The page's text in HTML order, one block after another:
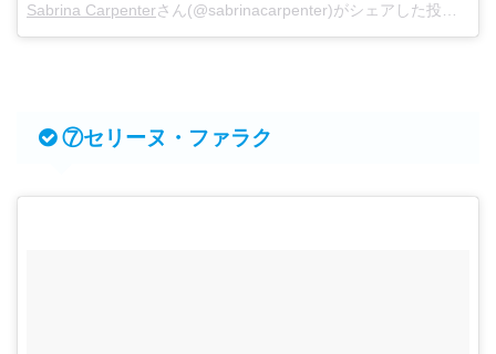
Sabrina Carpenterさん(@sabrinacarpenter)がシェアした投稿 -
⑦セリーヌ・ファラク